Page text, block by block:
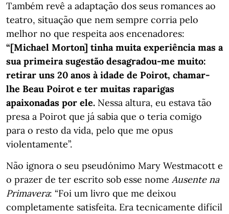
Também revê a adaptação dos seus romances ao
teatro, situação que nem sempre corria pelo
melhor no que respeita aos encenadores:
“[Michael Morton] tinha muita experiência mas a
sua primeira sugestão desagradou-me muito:
retirar uns 20 anos à idade de Poirot, chamar-
lhe Beau Poirot e ter muitas raparigas
apaixonadas por ele. Nessa altura, eu estava tão
presa a Poirot que já sabia que o teria comigo
para o resto da vida, pelo que me opus
violentamente”.
Não ignora o seu pseudónimo Mary Westmacott e
o prazer de ter escrito sob esse nome Ausente na
Primavera: “Foi um livro que me deixou
completamente satisfeita. Era tecnicamente difícil